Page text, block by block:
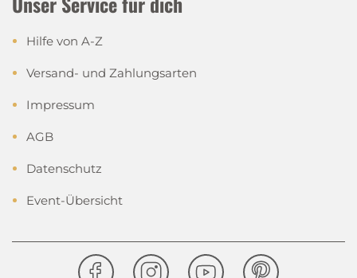
Hilfe von A-Z
Versand- und Zahlungsarten
Impressum
AGB
Datenschutz
Event-Übersicht